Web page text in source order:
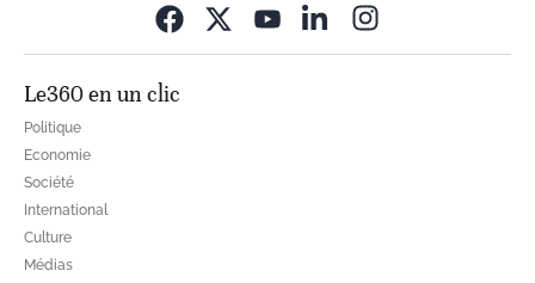
Le360 en un clic
Politique
Economie
Société
International
Culture
Médias